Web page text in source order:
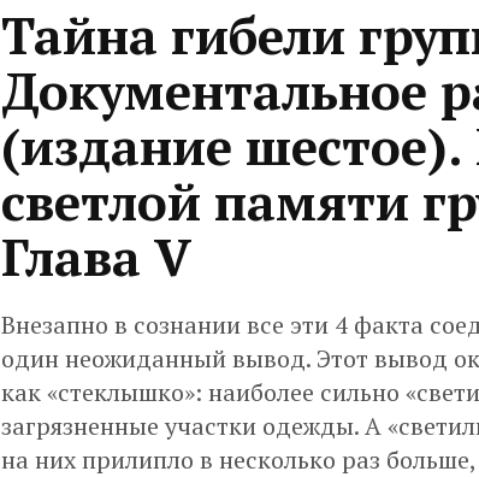
Тайна гибели
Документальное
(издание
светлой памяти
Глава V
Внезапно в сознании все эти 4 факта
один неожиданный вывод. Этот вывод
как «стеклышко»: наиболее сильно
загрязненные участки одежды. А
на них прилипло в несколько раз